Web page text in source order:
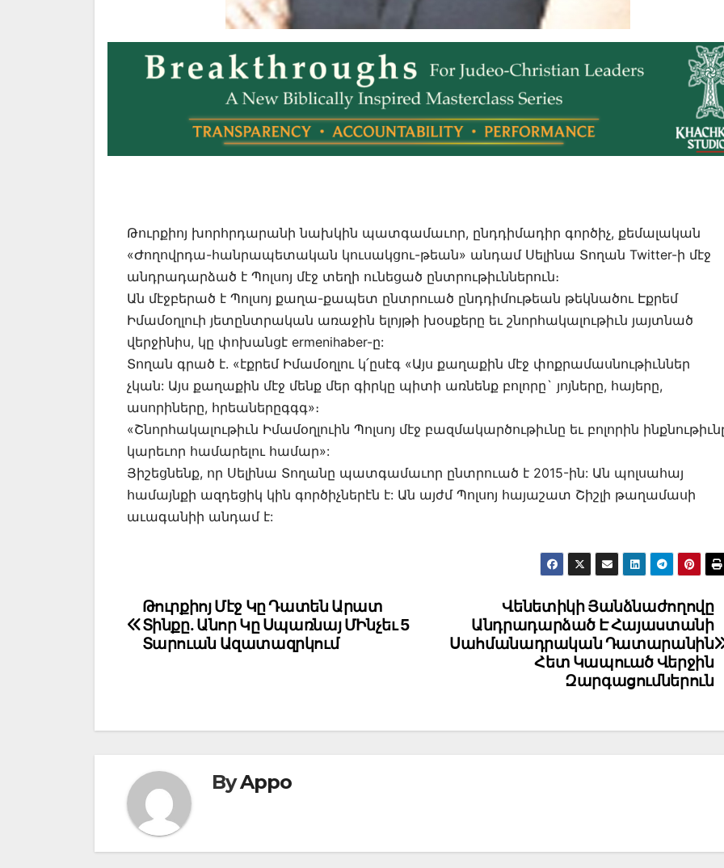
Թուրքիոյ խորհրդարանի նախկին պատգամաւոր, ընդդիմադիր գործիչ, քեմալական
«Ժողովրդա-հանրապետական կուսակցու-թեան» անդամ Սելինա Տողան Twitter-ի մէջ
անդրադարձած է Պոլսոյ մէջ տեղի ունեցած ընտրութիւններուն։
Ան մէջբերած է Պոլսոյ քաղա-քապետ ընտրուած ընդդիմութեան թեկնածու Էքրեմ
Իմամօղլուի յետընտրական առաջին ելոյթի խօսքերը եւ շնորհակալութիւն յայտնած
վերջինիս, կը փոխանցէ ermenihaber-ը:
Տողան գրած է. «էքրեմ Իմամօղլու կ՛ըսէգ «Այս քաղաքին մէջ փոքրամասնութիւններ
չկան: Այս քաղաքին մէջ մենք մեր գիրկը պիտի առնենք բոլորը` յոյները, հայերը,
ասորիները, հրեաներըգգգ»։
«Շնորհակալութիւն Իմամօղլուին Պոլսոյ մէջ բազմակարծութիւնը եւ բոլորին
կարեւոր համարելու համար»:
Յիշեցնենք, որ Սելինա Տողանը պատգամաւոր ընտրուած է 2015-ին: Ան պոլսահայ
համայնքի ազդեցիկ կին գործիչներէն է: Ան այժմ Պոլսոյ հայաշատ Շիշլի թաղամասի
աւագանիի անդամ է:
Post
navigation
Վենետիկի Յանձնաժողովը
Անդրադարձած Է Հայաստանի
Սահմանադրական Դատարանին
Հետ Կապուած Վերջին
Զարգացումներուն
Թուրքիոյ Մէջ Կը Դատեն Արատ
Տինքը. Անոր Կը Սպառնայ ՄԻնչեւ 5
Տարուան Ազատազրկում
ByAppo